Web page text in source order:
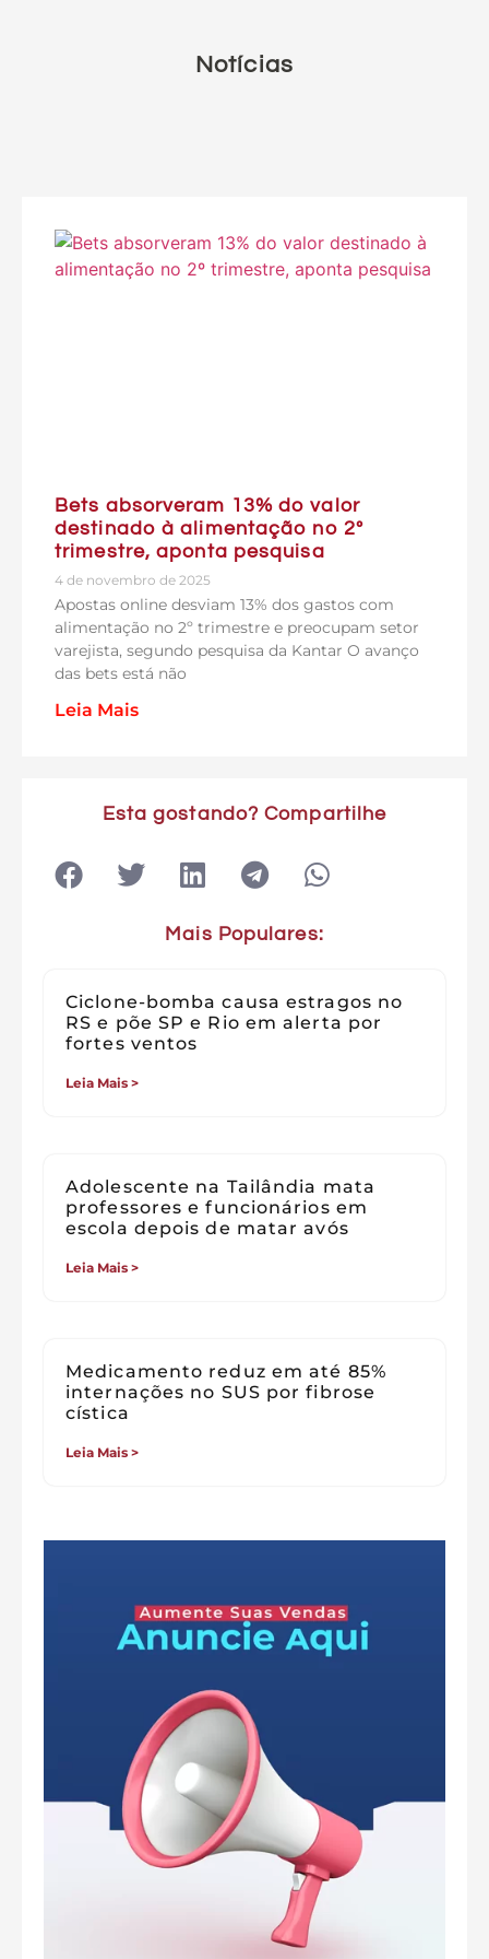
Notícias
Bets absorveram 13% do valor
destinado à alimentação no 2º
trimestre, aponta pesquisa
4 de novembro de 2025
Apostas online desviam 13% dos gastos com
alimentação no 2º trimestre e preocupam setor
varejista, segundo pesquisa da Kantar O avanço
das bets está não
Leia Mais
Esta gostando? Compartilhe
Mais Populares:
Ciclone-bomba causa estragos no
RS e põe SP e Rio em alerta por
fortes ventos
Leia Mais >
Adolescente na Tailândia mata
professores e funcionários em
escola depois de matar avós
Leia Mais >
Medicamento reduz em até 85%
internações no SUS por fibrose
cística
Leia Mais >